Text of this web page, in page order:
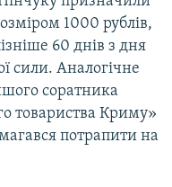
1000 рублів,
60 днів з дня
сили. Аналогічне
соратника
товариства Криму»
потрапити на